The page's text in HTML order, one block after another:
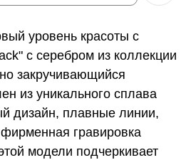
уровень красоты с
с серебром из коллекции
закручивающийся
из уникального сплава
дизайн, плавные линии,
гравировка
модели подчеркивает